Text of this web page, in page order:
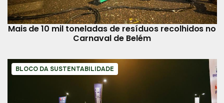
Mais de 10 mil toneladas de resíduos recolhidos no
Carnaval de Belém
BLOCO DA SUSTENTABILIDADE